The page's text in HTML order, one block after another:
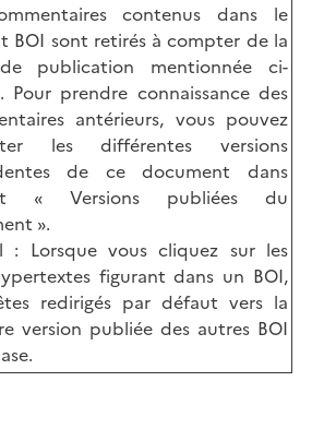
contenus dans le
BOI sont retirés à compter de la
publication mentionnée ci-
Pour prendre connaissance des
antérieurs, vous pouvez
les différentes versions
de ce document dans
« Versions publiées du
».
: Lorsque vous cliquez sur les
figurant dans un BOI,
redirigés par défaut vers la
version publiée des autres BOI